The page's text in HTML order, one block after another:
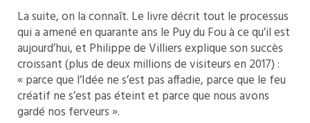
La suite, on la connaît. Le livre décrit tout le processus
qui a amené en quarante ans le Puy du Fou à ce qu’il est
aujourd’hui, et Philippe de Villiers explique son succès
croissant (plus de deux millions de visiteurs en 2017) :
« parce que l’Idée ne s’est pas affadie, parce que le feu
créatif ne s’est pas éteint et parce que nous avons
gardé nos ferveurs ».